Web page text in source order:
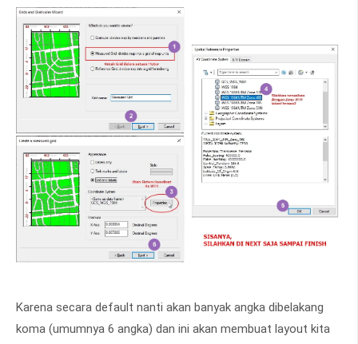
Karena secara default nanti akan banyak angka dibelakang
koma (umumnya 6 angka) dan ini akan membuat layout kita